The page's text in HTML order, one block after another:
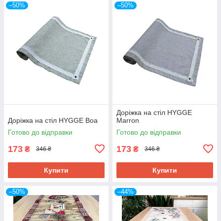
–50%
Доріжка на стіл HYGGE Boa
Готово до відправки
173 ₴ 346 ₴
Купити
–50%
Доріжка на стіл HYGGE
Marron
Готово до відправки
173 ₴ 346 ₴
Купити
–50% –44%